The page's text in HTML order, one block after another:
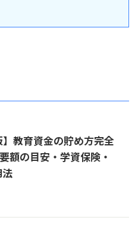
】教育資金の貯め方完全
額の目安・学資保険・